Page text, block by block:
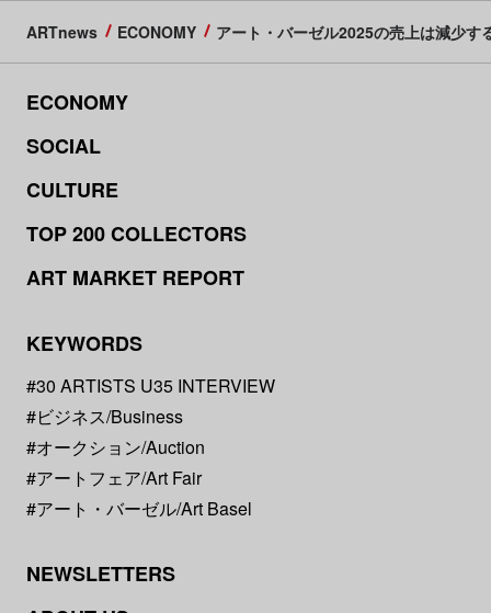
ARTnews ECONOMY アート・バーゼル2025の売上は減少
ECONOMY
SOCIAL
CULTURE
TOP 200 COLLECTORS
ART MARKET REPORT
KEYWORDS
#30 ARTISTS U35 INTERVIEW
#ビジネス/Business
#オークション/Auction
#アートフェア/Art Fair
#アート・バーゼル/Art Basel
NEWSLETTERS